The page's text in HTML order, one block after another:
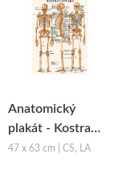
Anatomický
plakát - Kostra
člověka
47 x 63 cm | CS, LA